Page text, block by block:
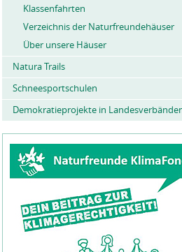
Klassenfahrten
Verzeichnis der Naturfreundehäuser
Über unsere Häuser
Natura Trails
Schneesportschulen
Demokratieprojekte in